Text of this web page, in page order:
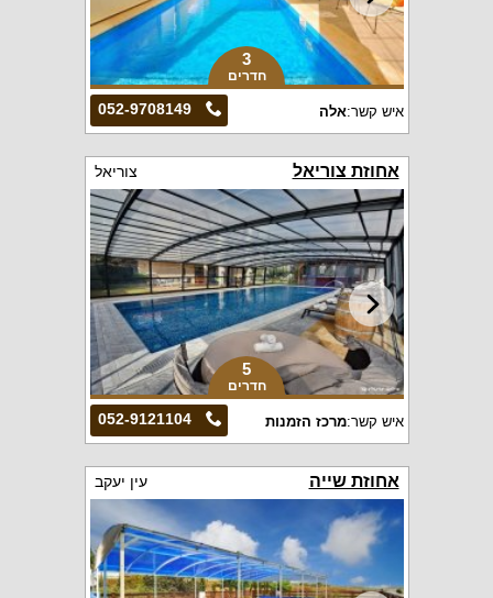
3
חדרים
052-9708149 איש קשר:אלה
אחוזת צוריאל צוריאל
5
חדרים
052-9121104 איש קשר:מרכז הזמנות
אחוזת שייה עין יעקב